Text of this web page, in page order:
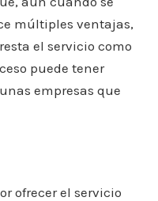
múltiples ventajas,
el servicio como
puede tener
empresas que
ofrecer el servicio